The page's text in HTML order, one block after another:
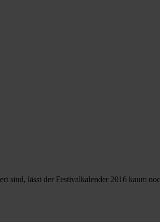
sind, lässt der Festivalkalender 2016 kaum